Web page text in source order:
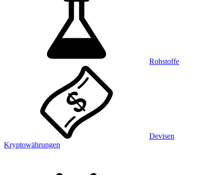
Rohstoffe
Devisen
Kryptowährungen